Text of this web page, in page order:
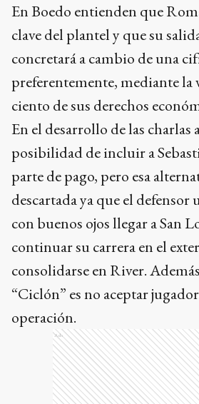
En Boedo entienden que
clave del plantel y que su
concretará a cambio de una
preferentemente, mediante la
ciento de sus derechos
En el desarrollo de las charlas
posibilidad de incluir a
parte de pago, pero esa
descartada ya que el defensor
con buenos ojos llegar a San
continuar su carrera en el
consolidarse en River.
“Ciclón” es no aceptar
operación.
Ads